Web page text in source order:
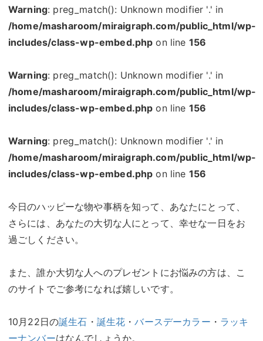
Warning: preg_match(): Unknown modifier '.' in
/home/masharoom/miraigraph.com/public_html/wp-
includes/class-wp-embed.php on line 156
Warning: preg_match(): Unknown modifier '.' in
/home/masharoom/miraigraph.com/public_html/wp-
includes/class-wp-embed.php on line 156
Warning: preg_match(): Unknown modifier '.' in
/home/masharoom/miraigraph.com/public_html/wp-
includes/class-wp-embed.php on line 156
今日のハッピーな物や事柄を知って、あなたにとって、
さらには、あなたの大切な人にとって、幸せな一日をお
過ごしください。
また、誰か大切な人へのプレゼントにお悩みの方は、こ
のサイトでご参考になれば嬉しいです。
10月22日の誕生石 ・ 誕生花 ・バースデーカラー ・ ラッキ
ーナンバーはなんでしょうか。